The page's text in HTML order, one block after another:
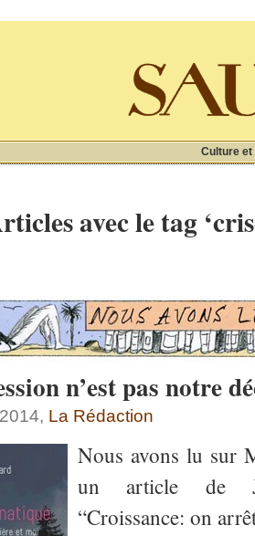
Culture et
avec le tag
n’est pas notre
La Rédaction
Nous avons lu sur
un article de
“Croissance: on